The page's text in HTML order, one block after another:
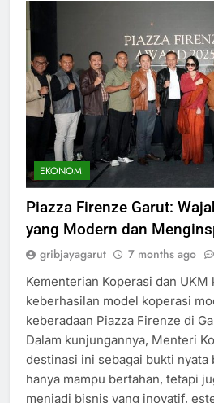
EKONOMI
Piazza Firenze Garut:
yang Modern dan
gribjayagarut 7 months ago
Kementerian Koperasi dan
keberhasilan model koperasi
keberadaan Piazza Firenze di
Dalam kunjungannya, Menteri
destinasi ini sebagai bukti nyata
hanya mampu bertahan, tetapi
menjadi bisnis yang inovatif,